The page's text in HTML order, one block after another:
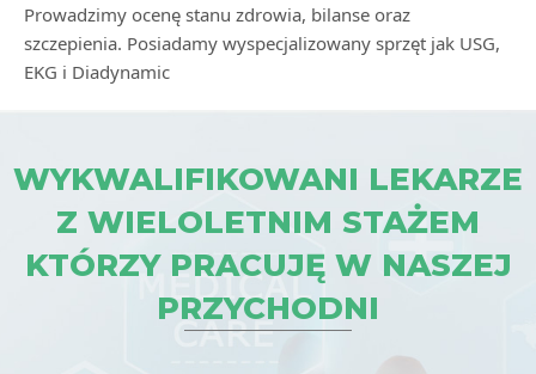
Prowadzimy ocenę stanu zdrowia, bilanse oraz
szczepienia. Posiadamy wyspecjalizowany sprzęt jak USG,
EKG i Diadynamic
WYKWALIFIKOWANI LEKARZE
Z WIELOLETNIM STAŻEM
KTÓRZY PRACUJĘ W NASZEJ
PRZYCHODNI